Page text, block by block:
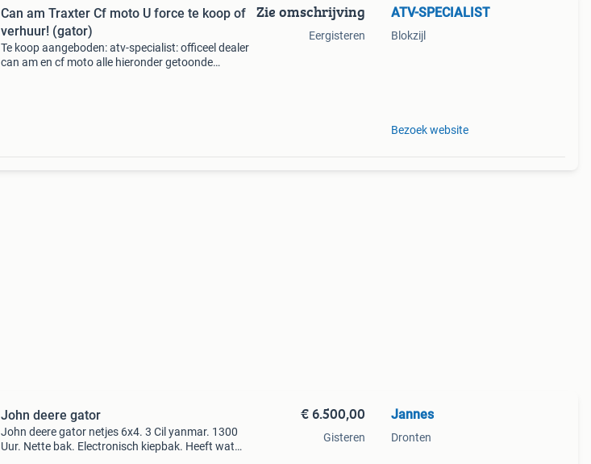
Can am Traxter Cf moto U force te koop of
verhuur! (gator)
Te koop aangeboden: atv-specialist: officeel dealer
can am en cf moto alle hieronder getoonde
Zie omschrijving
Eergisteren
ATV-SPECIALIST
Blokzijl
Bezoek website
John deere gator
John deere gator netjes 6x4. 3 Cil yanmar. 1300
Uur. Nette bak. Electronisch kiepbak. Heeft wat
€ 6.500,00
Gisteren
Jannes
Dronten